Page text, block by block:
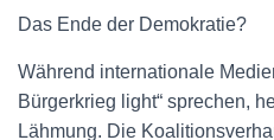
Das Ende der Demokratie?
Während internationale
Bürgerkrieg light“ sprechen,
Lähmung. Die